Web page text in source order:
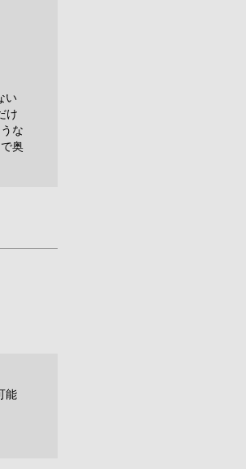
い
け
な
奥
能